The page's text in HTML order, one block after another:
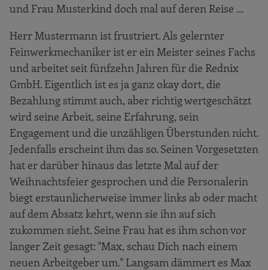
und Frau Musterkind doch mal auf deren Reise ...
Herr Mustermann ist frustriert. Als gelernter
Feinwerkmechaniker ist er ein Meister seines Fachs
und arbeitet seit fünfzehn Jahren für die Rednix
GmbH. Eigentlich ist es ja ganz okay dort, die
Bezahlung stimmt auch, aber richtig wertgeschätzt
wird seine Arbeit, seine Erfahrung, sein
Engagement und die unzähligen Überstunden nicht.
Jedenfalls erscheint ihm das so. Seinen Vorgesetzten
hat er darüber hinaus das letzte Mal auf der
Weihnachtsfeier gesprochen und die Personalerin
biegt erstaunlicherweise immer links ab oder macht
auf dem Absatz kehrt, wenn sie ihn auf sich
zukommen sieht. Seine Frau hat es ihm schon vor
langer Zeit gesagt: "Max, schau Dich nach einem
neuen Arbeitgeber um." Langsam dämmert es Max